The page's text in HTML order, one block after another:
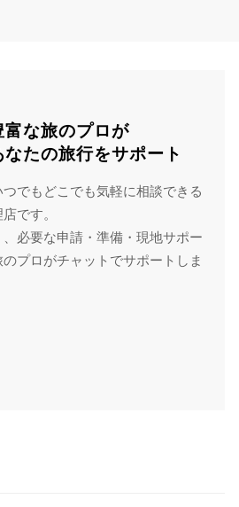
富な旅のプロが
たの旅行をサポート
でもどこでも気軽に相談できる
です。
必要な申請・準備・現地サポー
プロがチャットでサポートしま